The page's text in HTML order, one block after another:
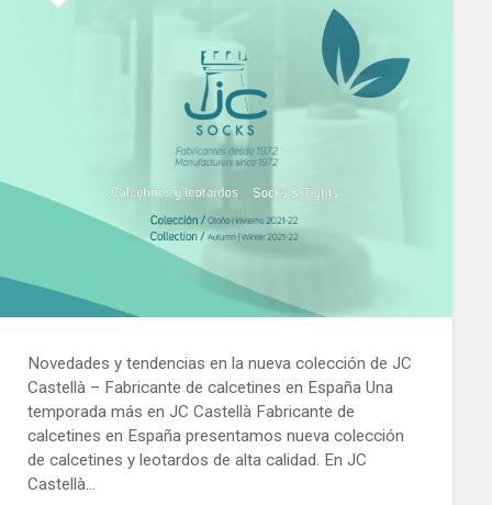
Novedades y tendencias en la nueva colección de JC
Castellà – Fabricante de calcetines en España Una
temporada más en JC Castellà Fabricante de
calcetines en España presentamos nueva colección
de calcetines y leotardos de alta calidad. En JC
Castellà…